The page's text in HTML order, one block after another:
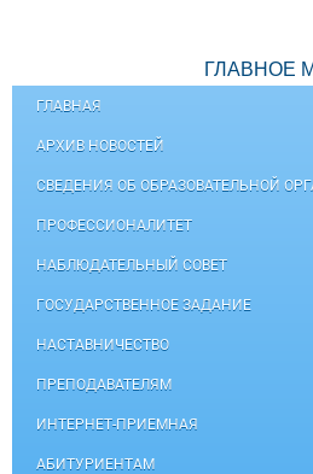
ГЛАВНОЕ
ГЛАВНАЯ
АРХИВ НОВОСТЕЙ
СВЕДЕНИЯ ОБ ОБРАЗОВАТЕЛЬНОЙ
ПРОФЕССИОНАЛИТЕТ
НАБЛЮДАТЕЛЬНЫЙ СОВЕТ
ГОСУДАРСТВЕННОЕ ЗАДАНИЕ
НАСТАВНИЧЕСТВО
ПРЕПОДАВАТЕЛЯМ
ИНТЕРНЕТ-ПРИЕМНАЯ
АБИТУРИЕНТАМ